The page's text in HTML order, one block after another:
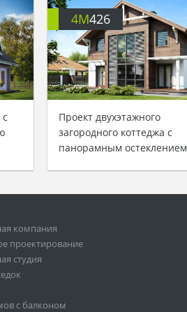
4M426
Проект двухэтажного
загородного коттеджа с
панорамным остеклением
компания
проектирование
студия
с балконом